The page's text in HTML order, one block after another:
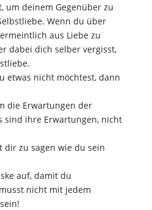
um deinem Gegenüber zu
Wenn du über
aus Liebe zu
dabei dich selber vergisst,
etwas nicht möchtest, dann
die Erwartungen der
sind ihre Erwartungen, nicht
dir zu sagen wie du sein
auf, damit du
nicht mit jedem